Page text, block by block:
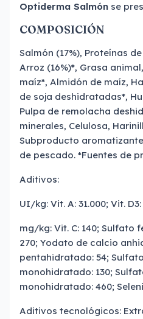
Optiderma Salmón se
COMPOSICIÓN
Salmón (17%), Proteínas
Arroz (16%)*, Grasa
maíz*, Almidón de maíz,
de soja deshidratadas*,
Pulpa de remolacha
minerales, Celulosa,
Subproducto
de pescado. *Fuentes de
Aditivos:
UI/kg: Vit. A: 31.000; Vit. D3:
mg/kg: Vit. C: 140; Sulfato
270; Yodato de calcio
pentahidratado: 54;
monohidratado: 130;
monohidratado: 460;
Aditivos tecnológicos: